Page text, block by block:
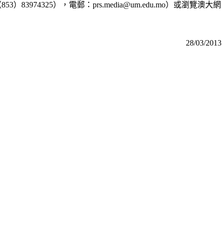
83974325），電郵：prs.media@um.edu.mo）或瀏覽澳大網
28/03/2013